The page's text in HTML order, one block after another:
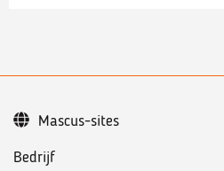
Bedrijf
Mascus-sites